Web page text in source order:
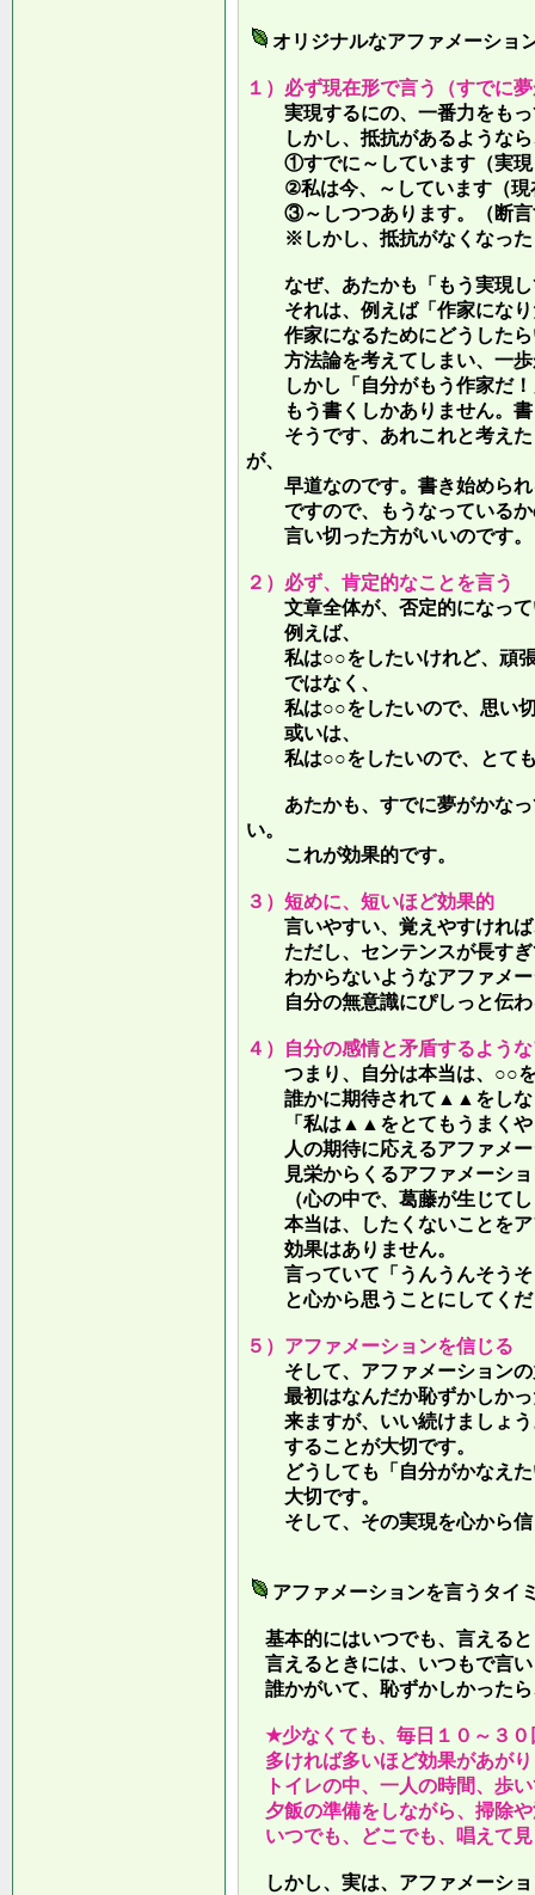
オリジナルなアファメーショ
１）必ず現在形で言う（すでに
実現するにの、一番力をもっ
しかし、抵抗があるような
①すでに～しています（実現
②私は今、～しています（現
③～しつつあります。（断言
※しかし、抵抗がなくなった
なぜ、あたかも「もう実現し
それは、例えば「作家になり
作家になるためにどうしたら
方法論を考えてしまい、一歩
しかし「自分がもう作家だ！
もう書くしかありません。書
そうです、あれこれと考えた
が、
早道なのです。書き始められ
ですので、もうなっているか
言い切った方がいいのです。
２）必ず、肯定的なことを言う
文章全体が、否定的になっ
例えば、
私は○○をしたいけれど、頑張
ではなく、
私は○○をしたいので、思い切
或いは、
私は○○をしたいので、とても
あたかも、すでに夢がかなっ
い。
これが効果的です。
３）短めに、短いほど効果的
言いやすい、覚えやすければ
ただし、センテンスが長すぎ
わからないようなアファメー
自分の無意識にぴしっと伝わ
４）自分の感情と矛盾するよう
つまり、自分は本当は、○○を
誰かに期待されて▲▲をしな
「私は▲▲をとてもうまくや
人の期待に応えるアファメ
見栄からくるアファメーショ
（心の中で、葛藤が生じてし
本当は、したくないことをア
効果はありません。
言っていて 「うんうんそう
と心から思うことにしてくだ
５）アファメーションを信じる
そして、アファメーションの
最初はなんだか恥ずかしかっ
来ますが、いい続けましょう
することが大切です。
どうしても「自分がかなえた
大切です。
そして、その実現を心から信
アファメーションを言うタイ
基本的にはいつでも、言える
言えるときには、いつもで言
誰かがいて、恥ずかしかった
★少なくても、毎日１０～３０
多ければ多いほど効果があが
トイレの中、一人の時間、歩
夕飯の準備をしながら、掃除
いつでも、どこでも、唱えて
しかし、実は、アファメーシ